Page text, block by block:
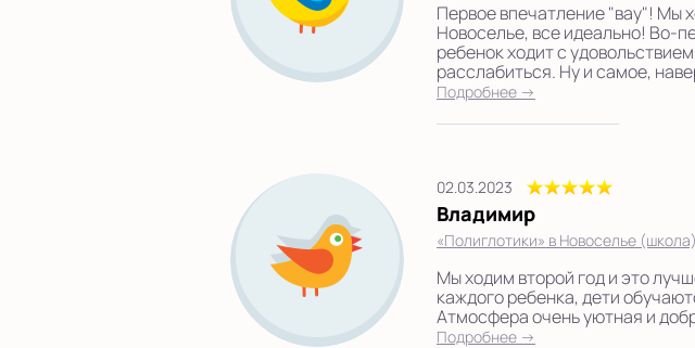
Первое впечатление "вау"! Мы
Новоселье, все идеально! Во-
ребенок ходит с
расслабиться. Ну и самое,
Подробнее →
02.03.2023
Владимир
«Полиглотики» в Новоселье (школа)
Мы ходим второй год и это
каждого ребенка, дети
Атмосфера очень уютная и
Подробнее →